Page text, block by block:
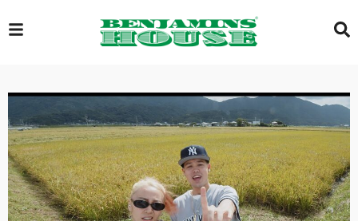
EXCLUSIVE
GLOBAL